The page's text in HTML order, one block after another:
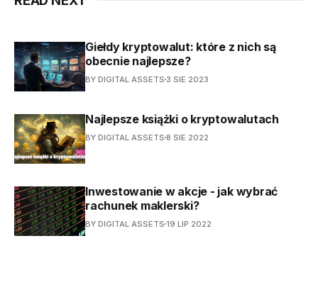
Giełdy kryptowalut: które z nich są
obecnie najlepsze?
BY DIGITAL ASSETS 3 SIE 2023
Najlepsze książki o kryptowalutach
BY DIGITAL ASSETS 8 SIE 2022
Inwestowanie w akcje - jak wybrać
rachunek maklerski?
BY DIGITAL ASSETS 19 LIP 2022